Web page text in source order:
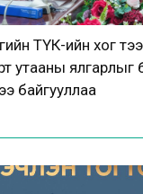
ТҮК-ийн хог
ялгарлыг
байгууллаа